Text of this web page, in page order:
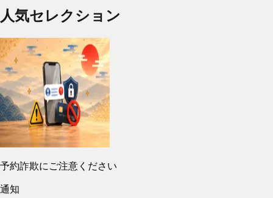
人気セレクション
予約詐欺にご注意ください
通知